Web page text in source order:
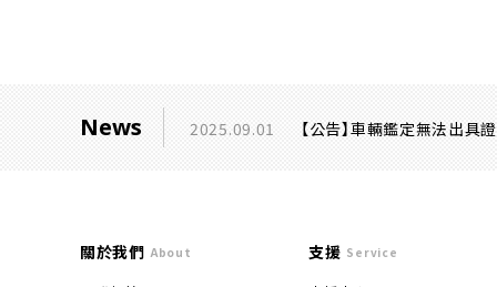
News 2025.09.01 【公告】車輛鑑定無法出具
關於我們 About 支援 Service